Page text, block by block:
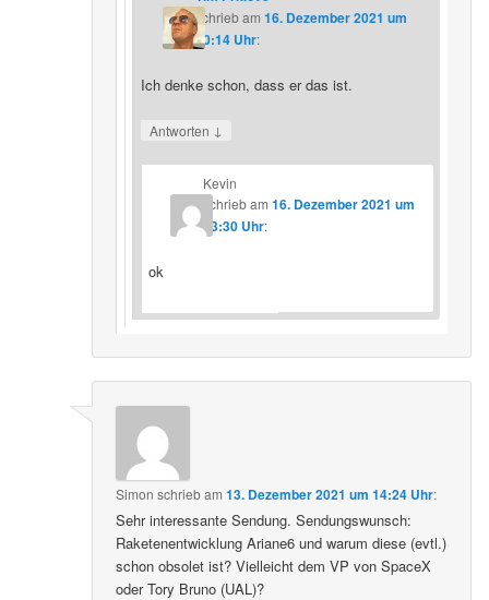
schriebam 16. Dezember 2021 um
20:14 Uhr:
Ich denke schon, dass er das ist.
Antworten ↓
Kevin
schriebam16. Dezember 2021 um
23:30 Uhr:
ok
Simon schriebam13. Dezember 2021 um 14:24 Uhr:
Sehr interessante Sendung. Sendungswunsch:
Raketenentwicklung Ariane6 und warum diese (evtl.)
schon obsolet ist? Vielleicht dem VP von SpaceX
oder Tory Bruno (UAL)?